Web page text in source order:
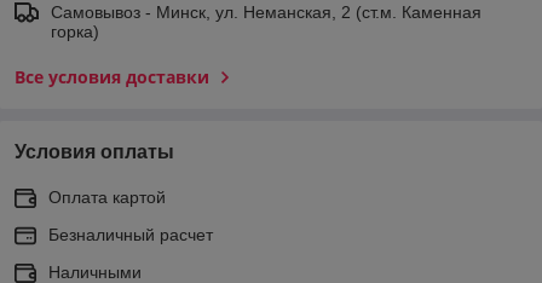
Самовывоз - Минск, ул. Неманская, 2 (ст.м. Каменная
горка)
Все условия доставки
Условия оплаты
Оплата картой
Безналичный расчет
Наличными